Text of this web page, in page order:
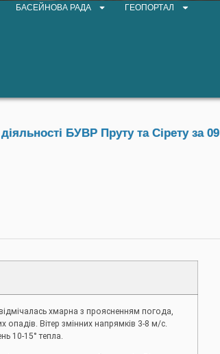
БАСЕЙНОВА РАДА ГЕОПОРТАЛ
БУВР Пруту та Сірету за 09
хмарна з проясненням погода,
опадів. Вітер змінних напрямків 3-8 м/с.
10-15° тепла.